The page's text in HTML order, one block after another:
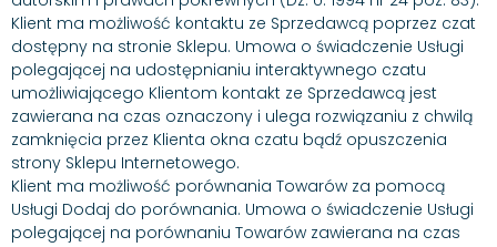
Klient ma możliwość kontaktu ze Sprzedawcą poprzez czat
dostępny na stronie Sklepu. Umowa o świadczenie Usługi
polegającej na udostępnianiu interaktywnego czatu
umożliwiającego Klientom kontakt ze Sprzedawcą jest
zawierana na czas oznaczony i ulega rozwiązaniu z chwilą
zamknięcia przez Klienta okna czatu bądź opuszczenia
strony Sklepu Internetowego.
Klient ma możliwość porównania Towarów za pomocą
Usługi Dodaj do porównania. Umowa o świadczenie Usługi
polegającej na porównaniu Towarów zawierana na czas